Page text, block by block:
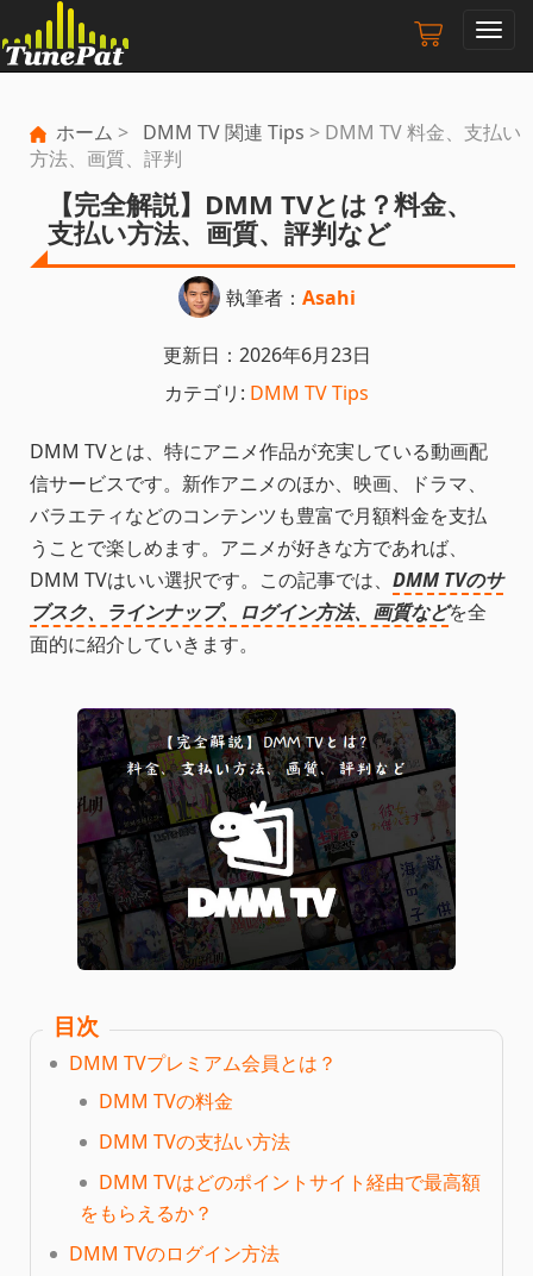
ナ
シ
り
ホーム > DMM TV 関連 Tips > DMM TV 料金、支払い
方法、画質、評判
【完全解説】DMM TVとは？料金、
支払い方法、画質、評判など
執筆者： Asahi
更新日：2026年6月23日
カテゴリ: DMM TV Tips
DMM TVとは、特にアニメ作品が充実している動画配
信サービスです。新作アニメのほか、映画、ドラマ、
バラエティなどのコンテンツも豊富で月額料金を支払
うことで楽しめます。アニメが好きな方であれば、
DMM TVはいい選択です。この記事では、 DMM TVのサ
ブスク、ラインナップ、ログイン方法、画質などを全
面的に紹介していきます。
目次
DMM TVプレミアム会員とは？
DMM TVの料金
DMM TVの支払い方法
DMM TVはどのポイントサイト経由で最高額
をもらえるか？
DMM TVのログイン方法